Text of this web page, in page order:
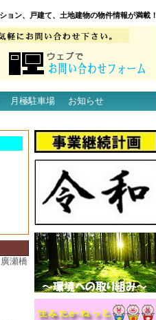
ョン、戸建て、土地建物の物件情報が満載！
月極駐車場
お知らせ
瀬橋